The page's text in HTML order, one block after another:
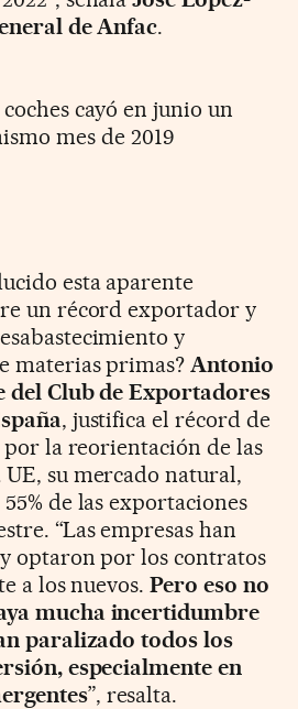
de Anfac.
cayó en junio un
mes de 2019
esta aparente
un récord exportador y
y
materias primas? Antonio
del Club de Exportadores
, justifica el récord de
la reorientación de las
su mercado natural,
de las exportaciones
“Las empresas han
optaron por los contratos
a los nuevos.Pero eso no
mucha incertidumbre
paralizado todos los
especialmente en
”, resalta.